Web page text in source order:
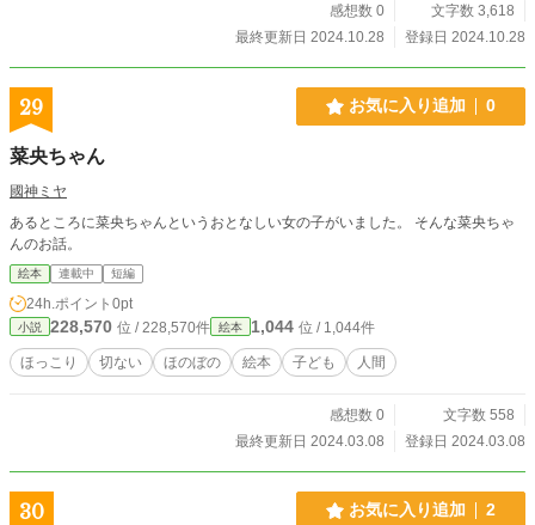
感想数 0
文字数 3,618
最終更新日 2024.10.28
登録日 2024.10.28
29 お気に入り追加 0
菜央ちゃん
國神ミヤ
あるところに菜央ちゃんというおとなしい女の子がいました。 そんな菜央ちゃ
んのお話。
絵本 連載中 短編
24h.ポイント 0pt
小説 228,570 位 / 228,570件 絵本 1,044 位 / 1,044件
ほっこり 切ない ほのぼの 絵本 子ども 人間
感想数 0
文字数 558
最終更新日 2024.03.08
登録日 2024.03.08
30 お気に入り追加 2